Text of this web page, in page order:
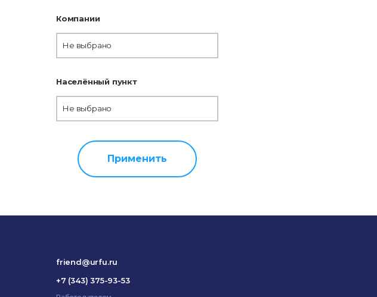
Компании
Не выбрано
Населённый пункт
Не выбрано
Применить
friend@urfu.ru
+7 (343) 375-93-53